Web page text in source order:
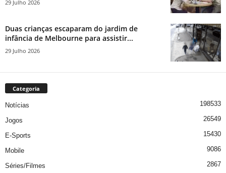
29 Julho 2026
Duas crianças escaparam do jardim de
infância de Melbourne para assistir...
29 Julho 2026
Categoria
Notícias 198533
Jogos 26549
E-Sports 15430
Mobile 9086
Séries/Filmes 2867